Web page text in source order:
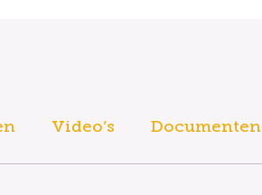
Video’s Documenten